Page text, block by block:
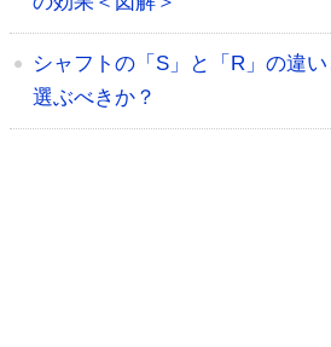
シャフトの「S」と「R」の違
選ぶべきか？